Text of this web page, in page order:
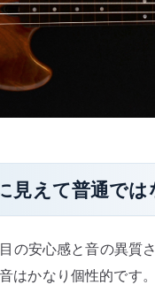
見えて普通では
の安心感と音の異質
はかなり個性的です。